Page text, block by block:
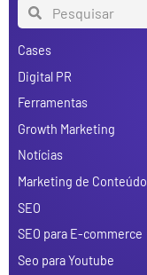
Cases
Digital PR
Ferramentas
Growth Marketing
Notícias
Marketing de Conteúdo
SEO
SEO para E-commerce
Seo para Youtube